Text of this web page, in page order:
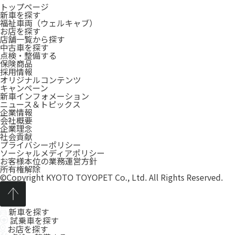
トップページ
新車を探す
福祉車両（ウェルキャブ）
お店を探す
店舗一覧から探す
中古車を探す
点検・整備する
保険商品
採用情報
オリジナルコンテンツ
キャンペーン
新車インフォメーション
ニュース＆トピックス
企業情報
会社概要
企業理念
社会貢献
プライバシーポリシー
ソーシャルメディアポリシー
お客様本位の業務運営方針
所有権解除
©Copyright KYOTO TOYOPET Co., Ltd. All Rights Reserved.
新車を探す
試乗車を探す
お店を探す